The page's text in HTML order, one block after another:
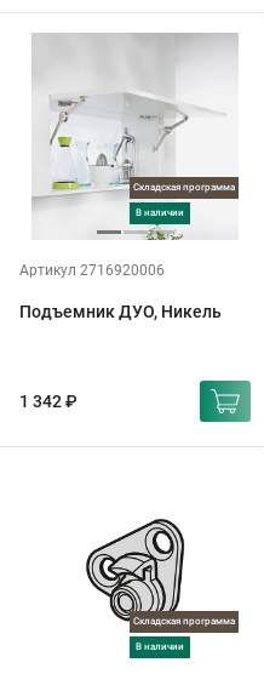
Складская программа
в наличии
Артикул 2716920006
Подъемник ДУО, Никель
1 342 ₽
Складская программа
в наличии